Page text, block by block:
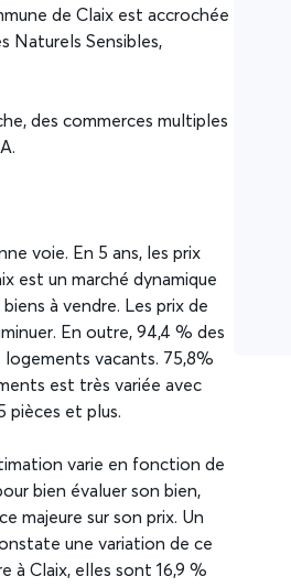
de Claix est accrochée
Naturels Sensibles,
des commerces multiples
voie. En 5 ans, les prix
est un marché dynamique
à vendre. Les prix de
En outre, 94,4 % des
vacants. 75,8%
est très variée avec
pièces et plus.
varie en fonction de
bien évaluer son bien,
majeure sur son prix. Un
une variation de ce
à Claix, elles sont 16,9 %